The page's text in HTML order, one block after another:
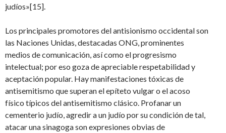
judíos»[15].
Los principales promotores del antisionismo occidental son
las Naciones Unidas, destacadas ONG, prominentes
medios de comunicación, así como el progresismo
intelectual; por eso goza de apreciable respetabilidad y
aceptación popular. Hay manifestaciones tóxicas de
antisemitismo que superan el epíteto vulgar o el acoso
físico típicos del antisemitismo clásico. Profanar un
cementerio judío, agredir a un judío por su condición de tal,
atacar una sinagoga son expresiones obvias de